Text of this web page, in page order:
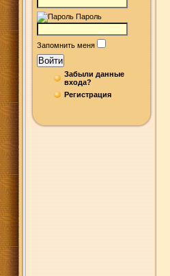
Пароль
Запомнить меня
Войти
Забыли данные
входа?
Регистрация